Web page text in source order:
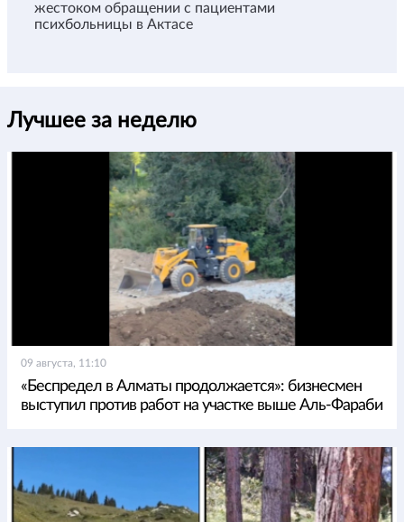
жестоком обращении с пациентами
психбольницы в Актасе
Лучшее за неделю
09 августа, 11:10
«Беспредел в Алматы продолжается»: бизнесмен
выступил против работ на участке выше Аль-Фараби